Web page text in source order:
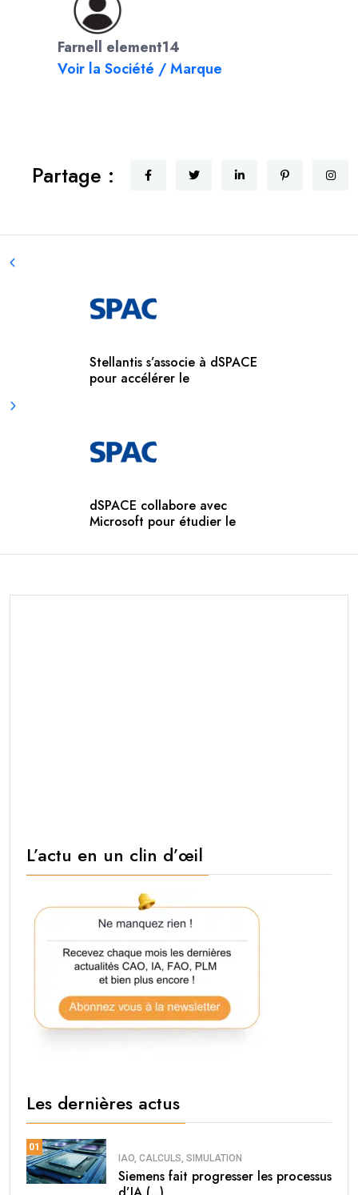
Farnell element14
Voir la Société / Marque
Partage :
Stellantis s’associe à dSPACE
pour accélérer le
dSPACE collabore avec
Microsoft pour étudier le
L’actu en un clin d’œil
Les dernières actus
01
IAO, CALCULS, SIMULATION
Siemens fait progresser les processus